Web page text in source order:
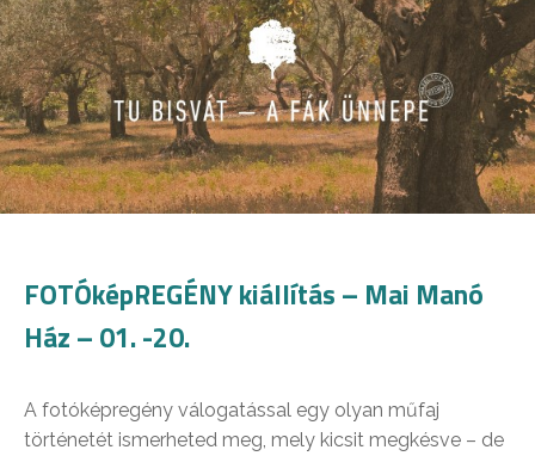
FOTÓképREGÉNY kiállítás – Mai Manó
Ház – 01. -20.
A fotóképregény válogatással egy olyan műfaj
történetét ismerheted meg, mely kicsit megkésve – de